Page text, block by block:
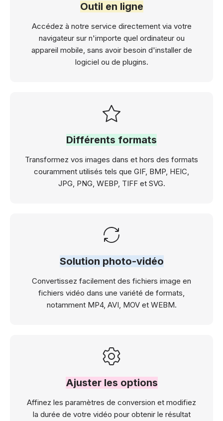
Outil en ligne
Accédez à notre service directement via votre
navigateur sur n'importe quel ordinateur ou
appareil mobile, sans avoir besoin d'installer de
logiciel ou de plugins.
Différents formats
Transformez vos images dans et hors des formats
couramment utilisés tels que GIF, BMP, HEIC,
JPG, PNG, WEBP, TIFF et SVG.
Solution photo-vidéo
Convertissez facilement des fichiers image en
fichiers vidéo dans une variété de formats,
notamment MP4, AVI, MOV et WEBM.
Ajuster les options
Affinez les paramètres de conversion et modifiez
la durée de votre vidéo pour obtenir le résultat